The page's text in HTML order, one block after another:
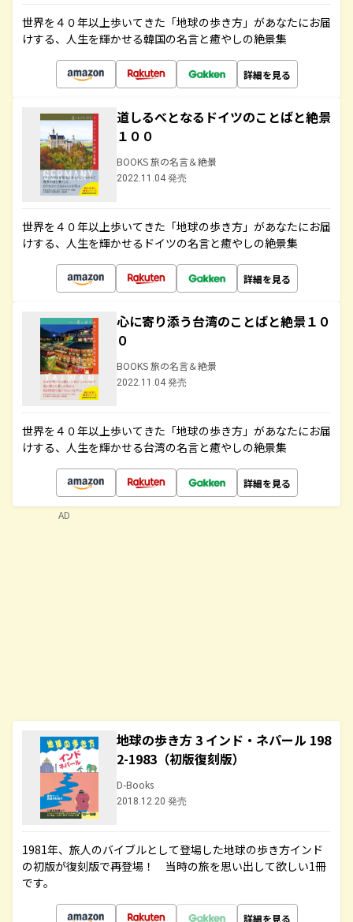
世界を４０年以上歩いてきた「地球の歩き方」があなたにお届
けする、人生を輝かせる韓国の名言と癒やしの絶景集
詳細を見る
道しるべとなるドイツのことばと絶景
１００
BOOKS 旅の名言＆絶景
2022.11.04 発売
世界を４０年以上歩いてきた「地球の歩き方」があなたにお届
けする、人生を輝かせるドイツの名言と癒やしの絶景集
詳細を見る
心に寄り添う台湾のことばと絶景１０
０
BOOKS 旅の名言＆絶景
2022.11.04 発売
世界を４０年以上歩いてきた「地球の歩き方」があなたにお届
けする、人生を輝かせる台湾の名言と癒やしの絶景集
詳細を見る
地球の歩き方 3 インド・ネパール 198
2-1983（初版復刻版）
D-Books
2018.12.20 発売
1981年、旅人のバイブルとして登場した地球の歩き方インド
の初版が復刻版で再登場！ 当時の旅を思い出して欲しい1冊
です。
詳細を見る
AD